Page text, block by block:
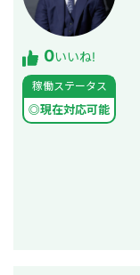
0いいね!
稼働ステータス
◎現在対応可能